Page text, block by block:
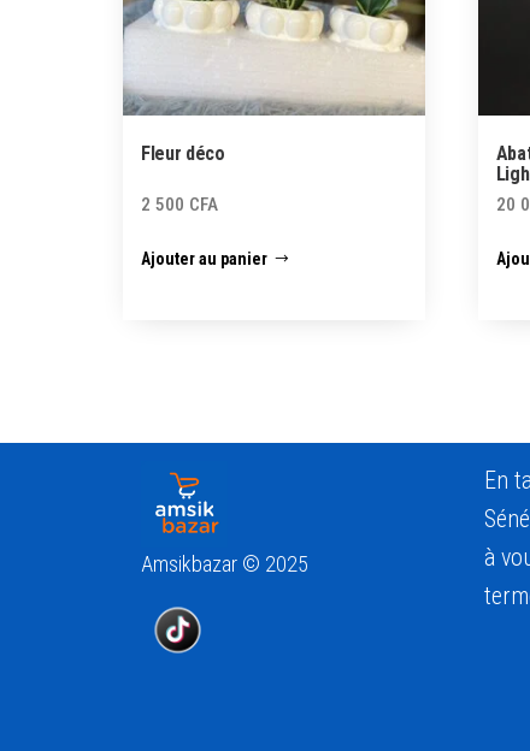
Fleur déco
2 500 CFA
Ajouter au panier
20
Amsikbazar © 2025
En
à